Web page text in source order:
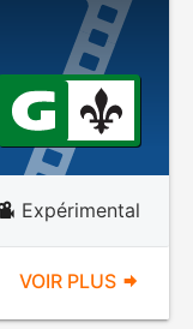
Expérimental
VOIR PLUS